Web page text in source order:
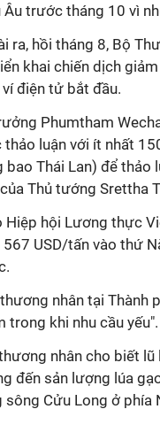
Âu trước tháng 10 vì
ra, hồi tháng 8, Bộ
khai chiến dịch
điện tử bắt đầu.
Phumtham
thảo luận với ít nhất
bao Thái Lan) để thảo
của Thủ tướng Srettha
Hiệp hội Lương thực
USD/tấn vào thứ
nhân tại Thành
trong khi nhu cầu yếu".
nhân cho biết
đến sản lượng lúa
sông Cửu Long ở phía